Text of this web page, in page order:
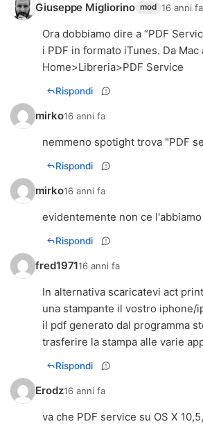
Giuseppe Migliorino mod 16 anni fa
Ora dobbiamo dire a “PDF
i PDF in formato iTunes. Da Mac
Home>Libreria>PDF Service
Rispondi
mirko16 anni fa
nemmeno spotight trova "PDF
Rispondi
mirko16 anni fa
evidentemente non ce
Rispondi
fred197116 anni fa
In alternativa scaricatevi act
una stampante il vostro iphone/
il pdf generato dal programma
trasferire la stampa alle varie
Rispondi
Erodz16 anni fa
va che PDF service su OS X